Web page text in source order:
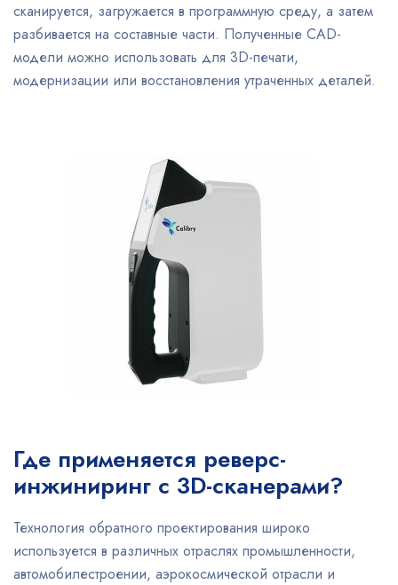
сканируется, загружается в программную среду, а затем
разбивается на составные части. Полученные CAD-
модели можно использовать для 3D-печати,
модернизации или восстановления утраченных деталей.
Где применяется реверс-
инжиниринг с 3D-сканерами?
Технология обратного проектирования широко
используется в различных отраслях промышленности,
автомобилестроении, аэрокосмической отрасли и